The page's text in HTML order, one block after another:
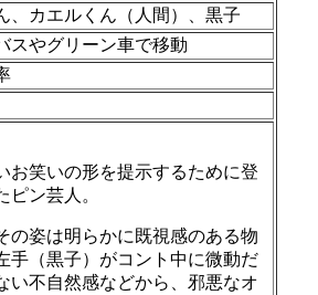
、カエルくん（人間）、黒子
スやグリーン車で移動
お笑いの形を提示するために登
ピン芸人。
の姿は明らかに既視感のある物
手（黒子）がコント中に微動だ
い不自然感などから、邪悪なオ